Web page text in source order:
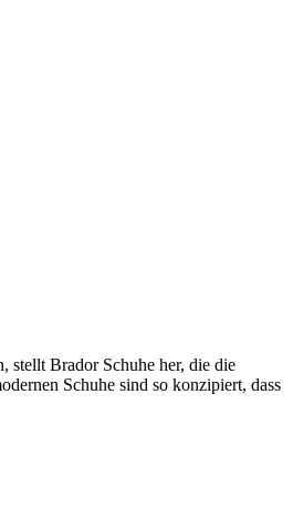
stellt Brador Schuhe her, die die
Schuhe sind so konzipiert, dass